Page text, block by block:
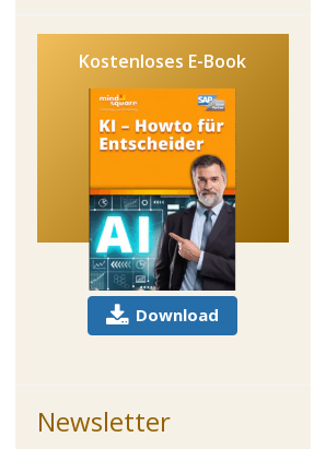
Kostenloses E-Book
Download
Newsletter